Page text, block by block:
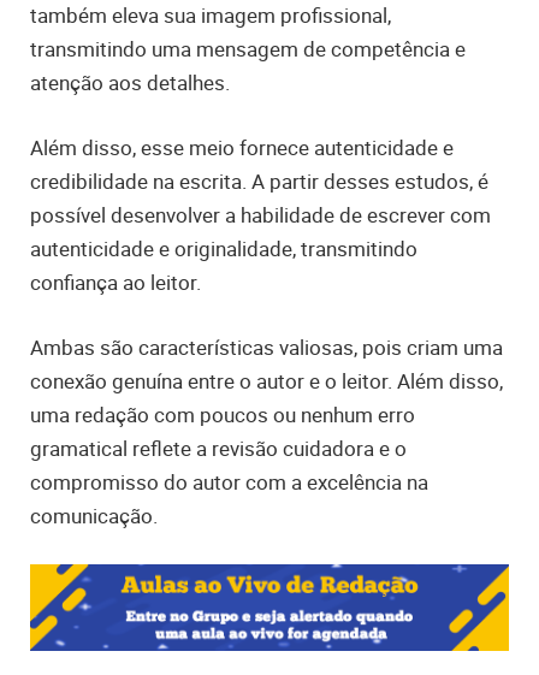
também eleva sua imagem profissional,
transmitindo uma mensagem de competência e
atenção aos detalhes.
Além disso, esse meio fornece autenticidade e
credibilidade na escrita. A partir desses estudos, é
possível desenvolver a habilidade de escrever com
autenticidade e originalidade, transmitindo
confiança ao leitor.
Ambas são características valiosas, pois criam uma
conexão genuína entre o autor e o leitor. Além disso,
uma redação com poucos ou nenhum erro
gramatical reflete a revisão cuidadora e o
compromisso do autor com a excelência na
comunicação.